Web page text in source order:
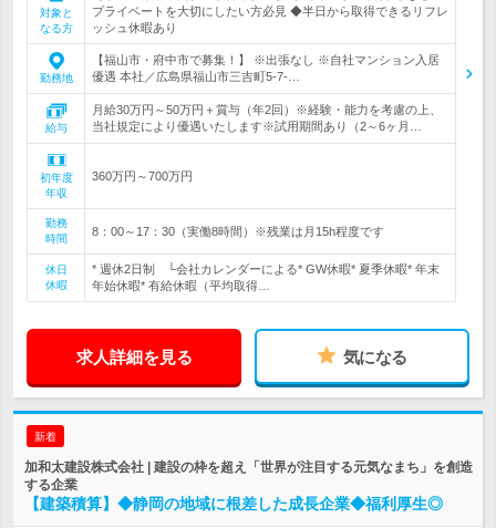
対象と
なる方
プライベートを大切にしたい方必見 ◆半日から取得できるリフレ
ッシュ休暇あり
勤務地
【福山市・府中市で募集！】 ※出張なし ※自社マンション入居
優遇 本社／広島県福山市三吉町5-7-…
給与
月給30万円～50万円＋賞与（年2回）※経験・能力を考慮の上、
当社規定により優遇いたします※試用期間あり（2～6ヶ月…
初年度
年収
360万円～700万円
勤務
時間
8：00～17：30（実働8時間）※残業は月15h程度です
休日
休暇
* 週休2日制 └会社カレンダーによる* GW休暇* 夏季休暇* 年末
年始休暇* 有給休暇（平均取得…
求人詳細を見る 気になる
新着
加和太建設株式会社 | 建設の枠を超え「世界が注目する元気なまち」を創造
する企業
【建築積算】◆静岡の地域に根差した成長企業◆福利厚生◎